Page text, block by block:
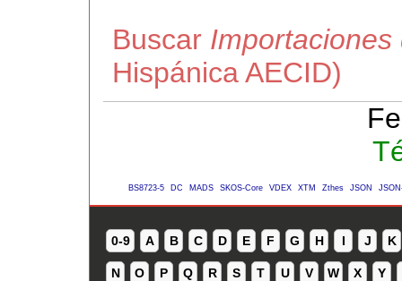
Buscar Importaciones
Hispánica AECID)
BS8723-5 DC MADS SKOS-Core VDEX XTM Zthes JSON
0-9 A B C D E F G H I J K
N O P Q R S T U V W X Y